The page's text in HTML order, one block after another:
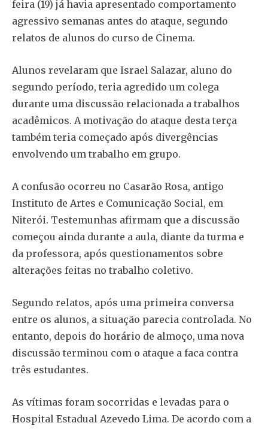
feira (19) já havia apresentado comportamento
agressivo semanas antes do ataque, segundo
relatos de alunos do curso de Cinema.
Alunos revelaram que Israel Salazar, aluno do
segundo período, teria agredido um colega
durante uma discussão relacionada a trabalhos
acadêmicos. A motivação do ataque desta terça
também teria começado após divergências
envolvendo um trabalho em grupo.
A confusão ocorreu no Casarão Rosa, antigo
Instituto de Artes e Comunicação Social, em
Niterói. Testemunhas afirmam que a discussão
começou ainda durante a aula, diante da turma e
da professora, após questionamentos sobre
alterações feitas no trabalho coletivo.
Segundo relatos, após uma primeira conversa
entre os alunos, a situação parecia controlada. No
entanto, depois do horário de almoço, uma nova
discussão terminou com o ataque a faca contra
três estudantes.
As vítimas foram socorridas e levadas para o
Hospital Estadual Azevedo Lima. De acordo com a